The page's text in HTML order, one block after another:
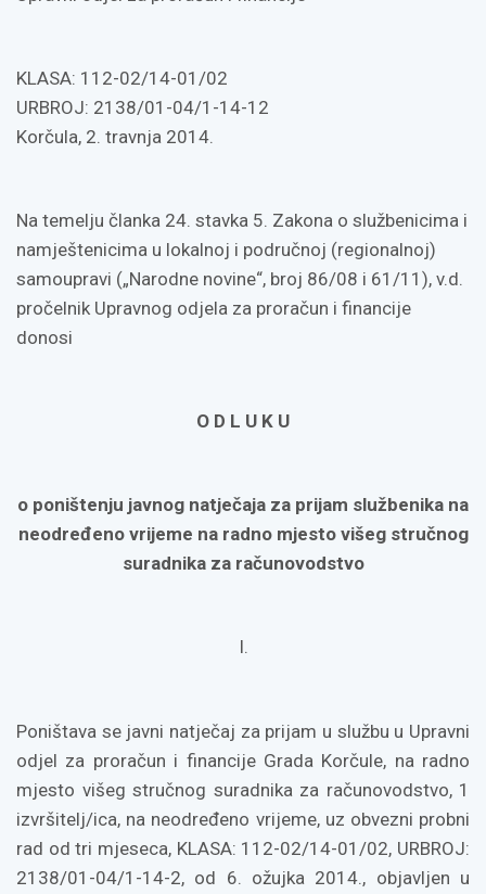
KLASA: 112-02/14-01/02
URBROJ: 2138/01-04/1-14-12
Korčula, 2. travnja 2014.
Na temelju članka 24. stavka 5. Zakona o službenicima i
namještenicima u lokalnoj i područnoj (regionalnoj)
samoupravi („Narodne novine“, broj 86/08 i 61/11), v.d.
pročelnik Upravnog odjela za proračun i financije
donosi
O D L U K U
o poništenju javnog natječaja za prijam službenika na
neodređeno vrijeme na radno mjesto višeg stručnog
suradnika za računovodstvo
I.
Poništava se javni natječaj za prijam u službu u Upravni
odjel za proračun i financije Grada Korčule, na radno
mjesto višeg stručnog suradnika za računovodstvo, 1
izvršitelj/ica, na neodređeno vrijeme, uz obvezni probni
rad od tri mjeseca, KLASA: 112-02/14-01/02, URBROJ:
2138/01-04/1-14-2, od 6. ožujka 2014., objavljen u